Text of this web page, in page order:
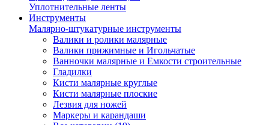
Уплотнительные ленты
Инструменты
Малярно-штукатурные инструменты
Валики и ролики малярные
Валики прижимные и Игольчатые
Ванночки малярные и Емкости строительные
Гладилки
Кисти малярные круглые
Кисти малярные плоские
Лезвия для ножей
Маркеры и карандаши